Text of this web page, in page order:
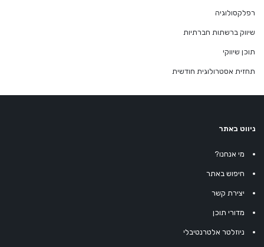
רפלקסולוגיה
שיווק ברשתות חברתיות
תוכן שיווקי
תחזית אסטרולוגית חודשית
ניווט באתר
מי אנחנו?
חיפוש באתר
יצירת קשר
מדורי תוכן
ניוזלטר אלטרנטיבלי